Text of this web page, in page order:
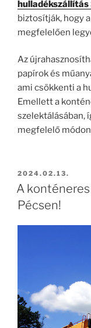
biztosítják, hogy
megfelelően
Az
papírok és
ami csökkenti a
Emellett a
szelektálásában,
megfelelő
BEKÜLDVE:
2024.02.13.
A
Pécsen!